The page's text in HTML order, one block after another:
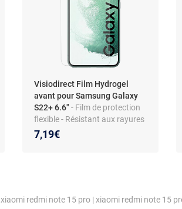
Visiodirect Film Hydrogel
avant pour Samsung Galaxy
S22+ 6.6" - Film de protection
flexible - Résistant aux rayures
- Installation facile
7,19€
xiaomi redmi note 15 pro | xiaomi redmi note 15